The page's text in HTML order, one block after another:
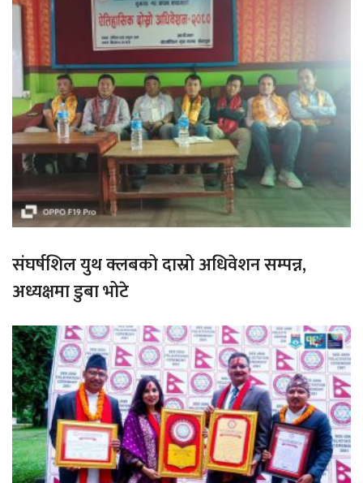
संघर्षशिल युथ क्लबको दास्रो अधिवेशन सम्पन्न,
अध्यक्षमा डुबा भोटे